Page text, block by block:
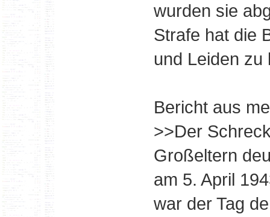
wurden sie
Strafe hat die
und Leiden zu
Bericht aus
>>Der
Großeltern
am 5. April
war der Tag